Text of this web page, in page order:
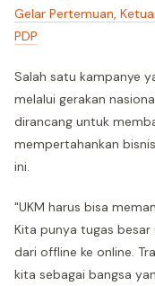
Gelar Pertemuan,
PDP
Salah satu kampanye
melalui gerakan
dirancang untuk
mempertahankan
ini.
"UKM harus bisa
Kita punya tugas
dari offline ke online.
kita sebagai bangsa